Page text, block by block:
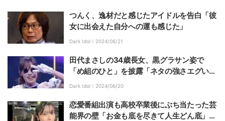
つんく、逸材だと感じたアイドルを告白「彼
女に出会えた自分への運も感じた」
Dark Idol｜ 2024/06/21
田代まさしの34歳長女、黒グラサン姿で
「め組のひと」を披露「ネタの強さエグい」
「すごいものを見たw」と話題に
Dark Idol｜ 2024/06/20
恋愛番組出演も高校卒業後にぶち当たった芸
能界の壁「お金も底を尽きて人生どん底」19